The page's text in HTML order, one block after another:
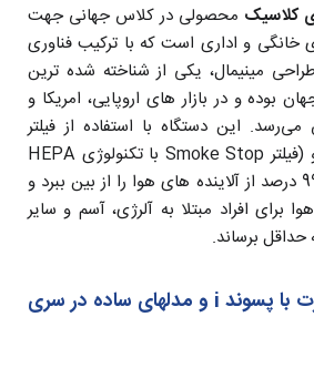
کلاسیک محصولی در کلاس جهانی جهت
و اداری است که با ترکیب فناوری
طراحی مینیمال، یکی از شناخته شده ترین
بوده و در بازار های اروپایی، امریکا و
این دستگاه با استفاده از فیلتر
ترکیبی هپا و کربن اکتیو (فیلتر Smoke Stop با تکنولوژی HEPA
Silent) میتواند تا 99.97 درصد از آلاینده های هوا را از بین ببرد و
افراد مبتلا به آلرژی، آسم و سایر
برساند.
تفاوت مدلهای اسمارت با پسوند i و مدلهای ساده در سری